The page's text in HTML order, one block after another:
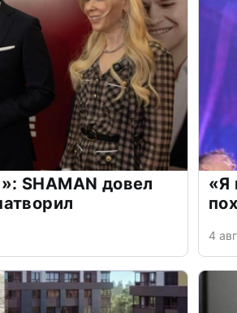
SHAMAN довел
«Я
4